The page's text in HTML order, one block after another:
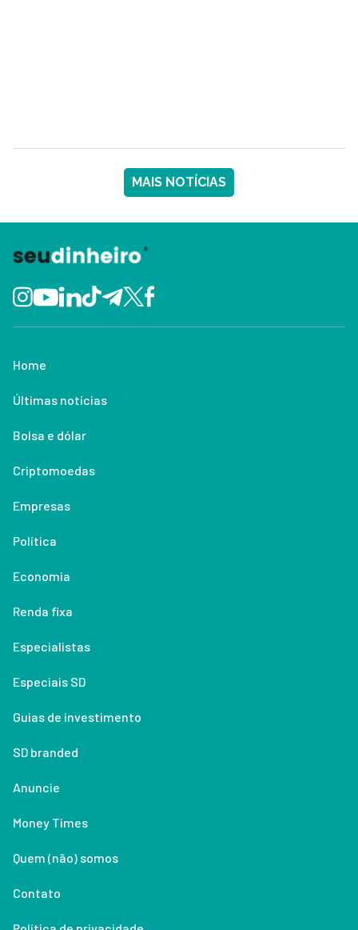
MAIS NOTÍCIAS
Home
Últimas notícias
Bolsa e dólar
Criptomoedas
Empresas
Política
Economia
Renda fixa
Especialistas
Especiais SD
Guias de investimento
SD branded
Anuncie
Money Times
Quem (não) somos
Contato